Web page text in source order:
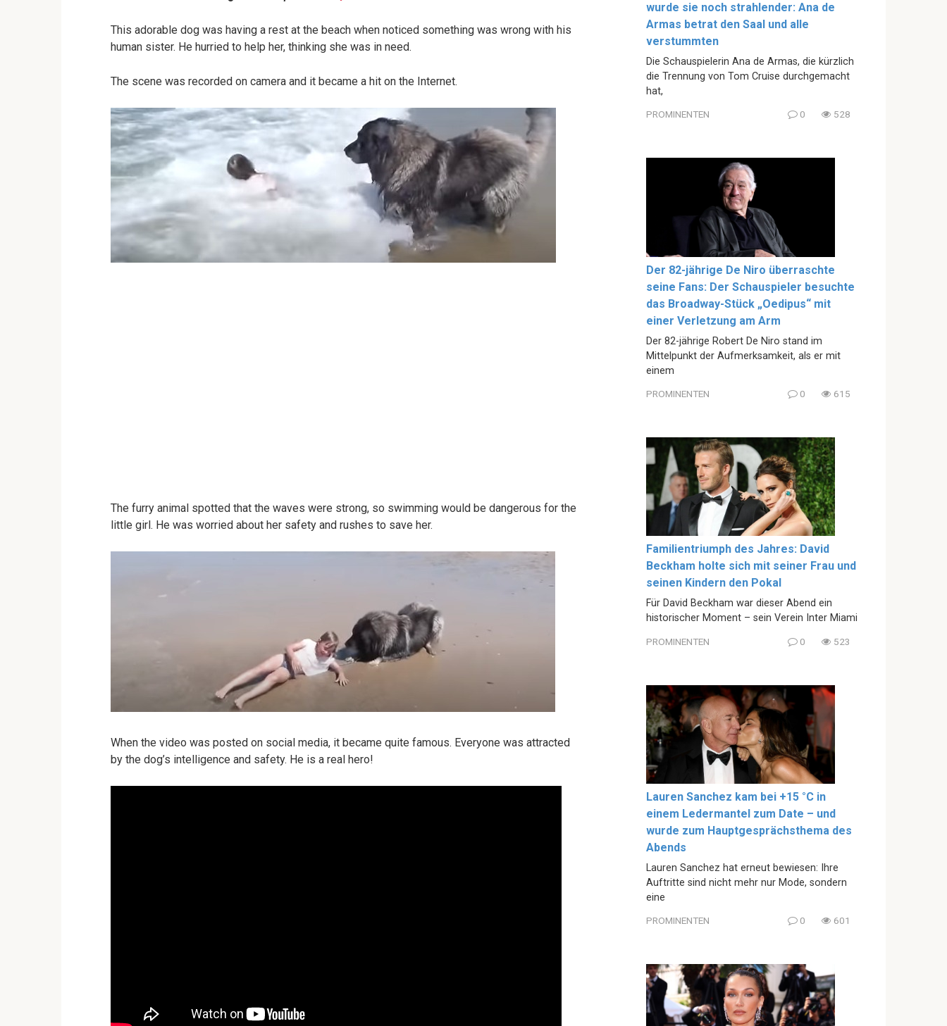
This adorable dog was having a rest at the beach when noticed something was wrong with his
human sister. He hurried to help her, thinking she was in need.
The scene was recorded on camera and it became a hit on the Internet.
The furry animal spotted that the waves were strong, so swimming would be dangerous for the
little girl. He was worried about her safety and rushes to save her.
When the video was posted on social media, it became quite famous. Everyone was attracted
by the dog’s intelligence and safety. He is a real hero!
wurde sie noch strahlender: Ana de
Armas betrat den Saal und alle
verstummten
Die Schauspielerin Ana de Armas, die kürzlich
die Trennung von Tom Cruise durchgemacht
hat,
PROMINENTEN 0 528
Der 82-jährige De Niro überraschte
seine Fans: Der Schauspieler besuchte
das Broadway-Stück „Oedipus“ mit
einer Verletzung am Arm
Der 82-jährige Robert De Niro stand im
Mittelpunkt der Aufmerksamkeit, als er mit
einem
PROMINENTEN 0 615
Familientriumph des Jahres: David
Beckham holte sich mit seiner Frau und
seinen Kindern den Pokal
Für David Beckham war dieser Abend ein
historischer Moment – sein Verein Inter Miami
PROMINENTEN 0 523
Lauren Sanchez kam bei +15 °C in
einem Ledermantel zum Date – und
wurde zum Hauptgesprächsthema des
Abends
Lauren Sanchez hat erneut bewiesen: Ihre
Auftritte sind nicht mehr nur Mode, sondern
eine
PROMINENTEN 0 601